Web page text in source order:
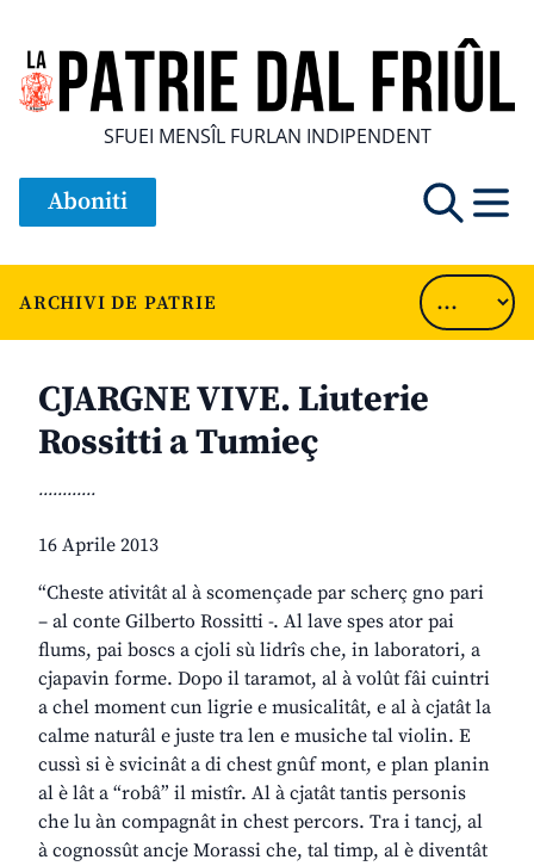
SFUEI MENSÎL FURLAN INDIPENDENT
Aboniti
ARCHIVI DE PATRIE
CJARGNE VIVE. Liuterie
Rossitti a Tumieç
............
16 Aprile 2013
“Cheste ativitât al à scomençade par scherç gno pari
– al conte Gilberto Rossitti -. Al lave spes ator pai
flums, pai boscs a cjoli sù lidrîs che, in laboratori, a
cjapavin forme. Dopo il taramot, al à volût fâi cuintri
a chel moment cun ligrie e musicalitât, e al à cjatât la
calme naturâl e juste tra len e musiche tal violin. E
cussì si è svicinât a di chest gnûf mont, e plan planin
al è lât a “robâ” il mistîr. Al à cjatât tantis personis
che lu àn compagnât in chest percors. Tra i tancj, al
à cognossût ancje Morassi che, tal timp, al è diventât